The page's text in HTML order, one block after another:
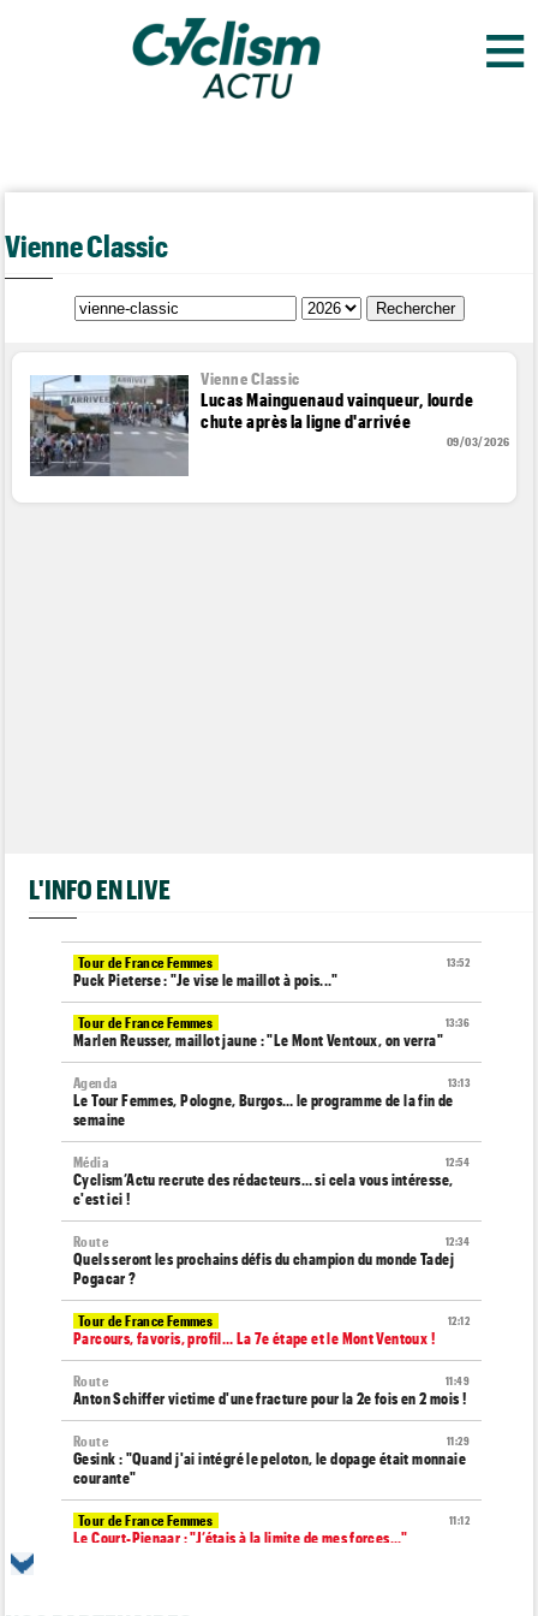
≡
Vienne Classic
Vienne Classic
Lucas Mainguenaud vainqueur, lourde
chute après la ligne d'arrivée
09/03/2026
L'INFO EN LIVE
13:52
Tour de France Femmes
Puck Pieterse : "Je vise le maillot à pois..."
13:36
Tour de France Femmes
Marlen Reusser, maillot jaune : "Le Mont Ventoux, on verra"
13:13
Agenda
Le Tour Femmes, Pologne, Burgos… le programme de la fin de
semaine
12:54
Média
Cyclism’Actu recrute des rédacteurs… si cela vous intéresse,
c'est ici !
12:34
Route
Quels seront les prochains défis du champion du monde Tadej
Pogacar ?
12:12
Tour de France Femmes
Parcours, favoris, profil… La 7e étape et le Mont Ventoux !
11:49
Route
Anton Schiffer victime d'une fracture pour la 2e fois en 2 mois !
11:29
Route
Gesink : "Quand j'ai intégré le peloton, le dopage était monnaie
courante"
11:12
Tour de France Femmes
Le Court-Pienaar : "J’étais à la limite de mes forces..."